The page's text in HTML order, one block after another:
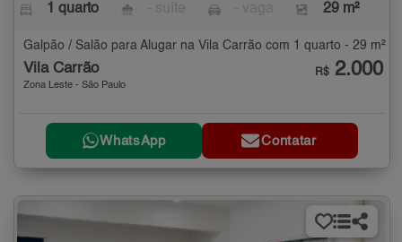
1 quarto 29 m²
Galpão / Salão para Alugar na Vila Carrão com 1 quarto - 29 m²
Vila Carrão
Zona Leste - São Paulo
R$ 2.000
WhatsApp Contatar